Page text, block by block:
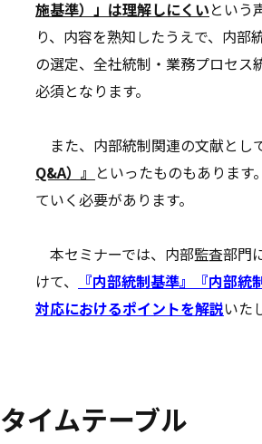
施基準）」は理解しにくいという
り、内容を熟知したうえで、内
の選定、全社統制・業務プロセス
必須となります。
また、内部統制関連の文献として
Q&A）』 といったものもありま
ていく必要があります。
本セミナーでは、内部監査部門
けて、
『内部統制基準』『内部
対応におけるポイントを解説いた
タイムテーブル